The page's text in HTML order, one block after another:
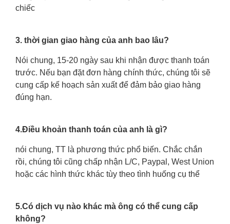
chiếc
3. thời gian giao hàng của anh bao lâu?
Nói chung, 15-20 ngày sau khi nhận được thanh toán
trước. Nếu bạn đặt đơn hàng chính thức, chúng tôi sẽ
cung cấp kế hoạch sản xuất để đảm bảo giao hàng
đúng hạn.
4.Điều khoản thanh toán của anh là gì?
nói chung, TT là phương thức phổ biến. Chắc chắn
rồi, chúng tôi cũng chấp nhận L/C, Paypal, West Union
hoặc các hình thức khác tùy theo tình huống cụ thể
5.Có dịch vụ nào khác mà ông có thể cung cấp
không?